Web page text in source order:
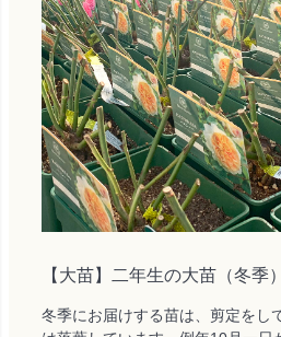
【大苗】二年生の大苗（冬季）
冬季にお届けする苗は、剪定をし